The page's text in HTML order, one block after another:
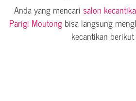
Anda yang mencari salon
Parigi Moutongbisa langsung
kecantikan